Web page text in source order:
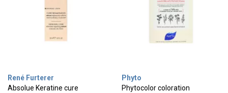
René Furterer
Absolue Keratine cure
Phyto
Phytocolor coloration